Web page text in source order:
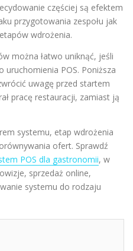
częściej są efektem
przygotowania zespołu jak
wdrożenia.
można łatwo uniknąć, jeśli
POS. Poniższa
uwagę przed startem
pracę restauracji, zamiast ją
systemu, etap wdrożenia
ofert. Sprawdź
POS dla gastronomii, w
sprzedaż online,
systemu do rodzaju